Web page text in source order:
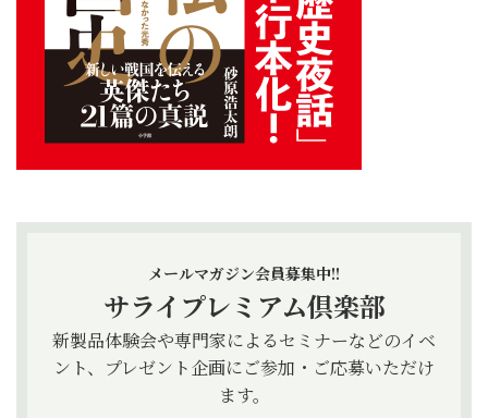
メールマガジン会員募集中!!
サライプレミアム倶楽部
新製品体験会や専門家によるセミナーなどのイベ
ント、プレゼント企画にご参加・ご応募いただけ
ます。